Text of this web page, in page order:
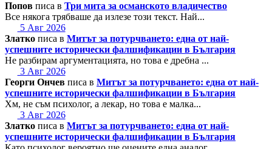
Попов писа в Три мита за османското владичество
Все някога трябваше да излезе този текст. Най...
5 Авг 2026
Златко писа в Митът за потурчването: една от най-
успешните исторически фалшификации в България
Не разбирам аргументацията, но това е дребна ...
3 Авг 2026
Георги Ончев писа в Митът за потурчването: една от най-
успешните исторически фалшификации в България
Хм, не съм психолог, а лекар, но това е малка...
3 Авг 2026
Златко писа в Митът за потурчването: една от най-
успешните исторически фалшификации в България